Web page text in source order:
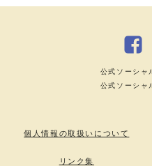
個人情報の取扱いについて
リンク集
公式ソーシャ
公式ソーシャ